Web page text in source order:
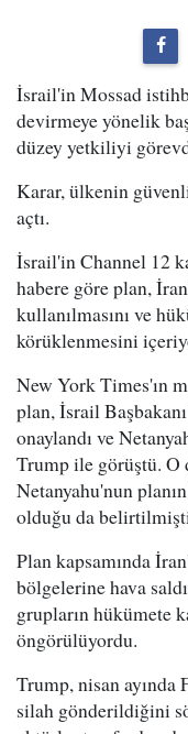
İsrail'in Mossad
devirmeye yönelik
düzey yetkiliyi
Karar, ülkenin
açtı.
İsrail'in Channel 12
habere göre plan,
kullanılmasını ve
körüklenmesini
New York Times'ın
plan, İsrail
onaylandı ve
Trump ile görüştü. O
Netanyahu'nun
olduğu da
Plan kapsamında
bölgelerine hava
grupların hükümete
öngörülüyordu.
Trump, nisan
silah gönderildiğini